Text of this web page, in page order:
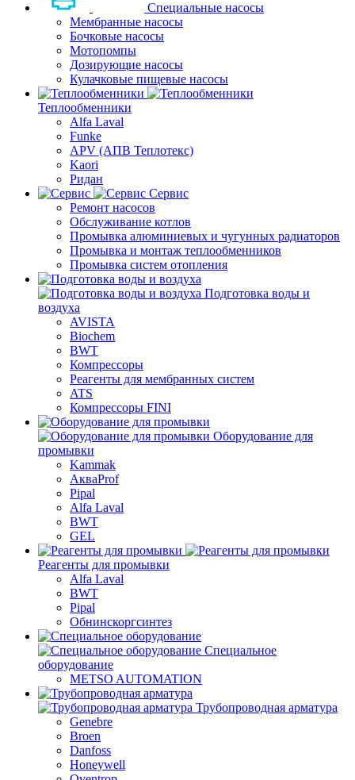
Специальные насосы
Мембранные насосы
Бочковые насосы
Мотопомпы
Дозирующие насосы
Кулачковые пищевые насосы
Теплообменники
Alfa Laval
Funke
APV (АПВ Теплотекс)
Kaori
Ридан
Сервис
Ремонт насосов
Обслуживание котлов
Промывка алюминиевых и чугунных радиаторов
Промывка и монтаж теплообменников
Промывка систем отопления
Подготовка воды и
воздуха
AVISTA
Biochem
BWT
Компрессоры
Реагенты для мембранных систем
ATS
Компрессоры FINI
Оборудование для
промывки
Kammak
АкваProf
Pipal
Alfa Laval
BWT
GEL
Реагенты для промывки
Alfa Laval
BWT
Pipal
Обнинскоргсинтез
Специальное
оборудование
METSO AUTOMATION
Трубопроводная арматура
Genebre
Broen
Danfoss
Honeywell